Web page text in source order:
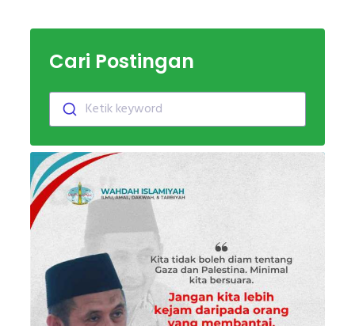
Cari Postingan
Ketik keyword